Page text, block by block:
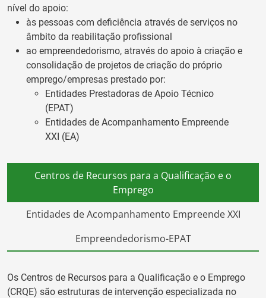
nível do apoio:
às pessoas com deficiência através de serviços no
âmbito da reabilitação profissional
ao empreendedorismo, através do apoio à criação e
consolidação de projetos de criação do próprio
emprego/empresas prestado por:
Entidades Prestadoras de Apoio Técnico
(EPAT)
Entidades de Acompanhamento Empreende
XXI (EA)
Centros de Recursos para a Qualificação e o
Emprego
Entidades de Acompanhamento Empreende XXI
Empreendedorismo-EPAT
Os Centros de Recursos para a Qualificação e o Emprego
(CRQE) são estruturas de intervenção especializada no